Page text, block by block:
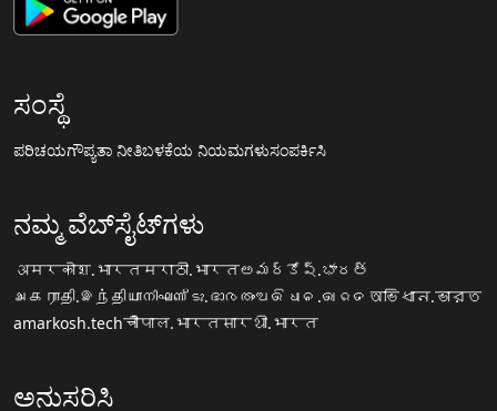
ಸಂಸ್ಥೆ
ಪರಿಚಯಗೌಪ್ಯತಾ ನೀತಿಬಳಕೆಯ ನಿಯಮಗಳುಸಂಪರ್ಕಿಸಿ
ನಮ್ಮ ವೆಬ್‌ಸೈಟ್‌ಗಳು
अमरकोश.भारतमराठी.भारतఅమర్కోష్.భారత్
அகராதி.இந்தியாനിഘണ്ടു.ഭാരതംଅଭିଧାନ.ଭାରତ অভিধান.ভারত
amarkosh.techचौपाल.भारतसारथी.भारत
ಅನುಸರಿಸಿ